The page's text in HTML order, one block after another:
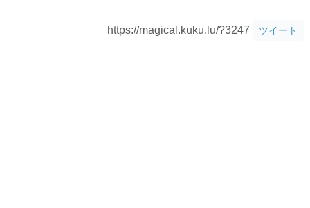
https://magical.kuku.lu/?3247 ツイート